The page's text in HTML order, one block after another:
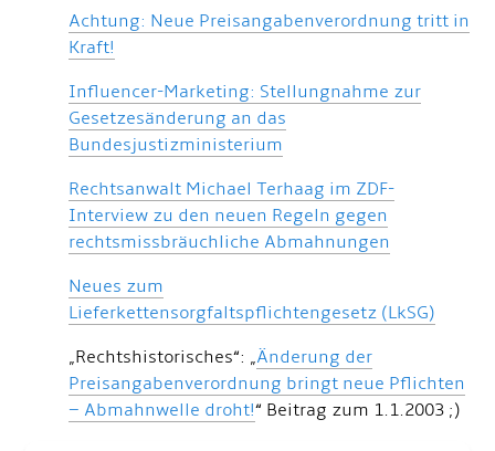
Achtung: Neue Preisangabenverordnung tritt in
Kraft!
Influencer-Marketing: Stellungnahme zur
Gesetzesänderung an das
Bundesjustizministerium
Rechtsanwalt Michael Terhaag im ZDF-
Interview zu den neuen Regeln gegen
rechtsmissbräuchliche Abmahnungen
Neues zum
Lieferkettensorgfaltspflichtengesetz (LkSG)
„Rechtshistorisches“: „Änderung der
Preisangabenverordnung bringt neue Pflichten
– Abmahnwelle droht!“ Beitrag zum 1.1.2003 ;)